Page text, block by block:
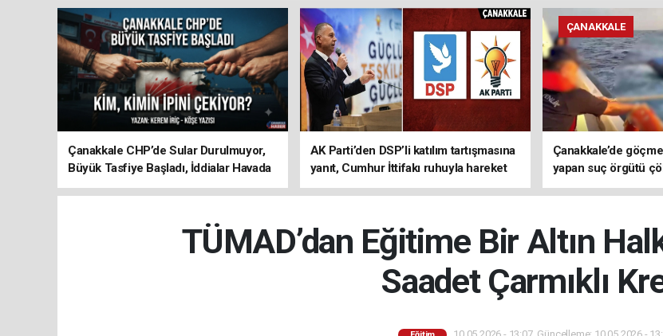
Çanakkale CHP’de Sular Durulmuyor,
Büyük Tasfiye Başladı, İddialar Havada
Uçuşuyor
AK Parti’den DSP’li katılım tartışmasına
yanıt, Cumhur İttifakı ruhuyla hareket
ediyoruz
ÇANAKKALE
Çanakkale’de
yapan suç örgütü
tutuklama
TÜMAD’dan Eğitime Bir Altın
Saadet Çarmıklı